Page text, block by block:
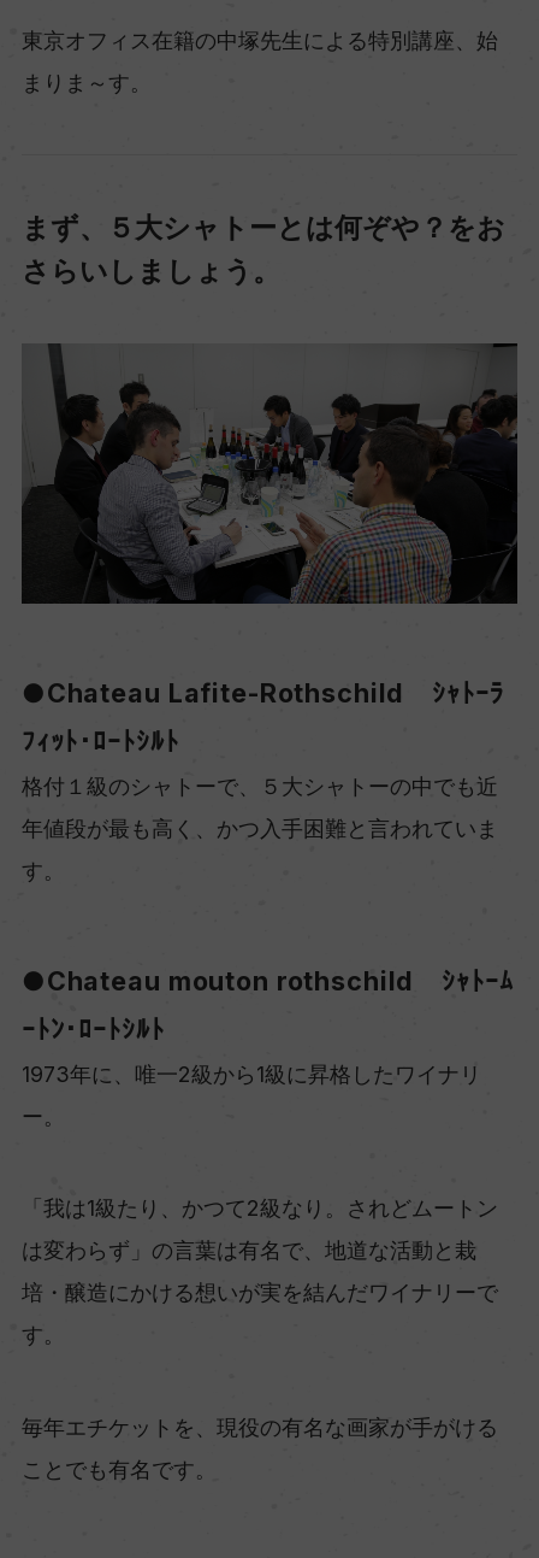
東京オフィス在籍の中塚先生による特別講座、始
まりま～す。
まず、５大シャトーとは何ぞや？をお
さらいしましょう。
●Chateau Lafite-Rothschild ｼｬﾄｰﾗ
ﾌｨｯﾄ･ﾛｰﾄｼﾙﾄ
格付１級のシャトーで、５大シャトーの中でも近
年値段が最も高く、かつ入手困難と言われていま
す。
●Chateau mouton rothschild ｼｬﾄｰﾑ
ｰﾄﾝ･ﾛｰﾄｼﾙﾄ
1973年に、唯一2級から1級に昇格したワイナリ
ー。
「我は1級たり、かつて2級なり。されどムートン
は変わらず」の言葉は有名で、地道な活動と栽
培・醸造にかける想いが実を結んだワイナリーで
す。
毎年エチケットを、現役の有名な画家が手がける
ことでも有名です。